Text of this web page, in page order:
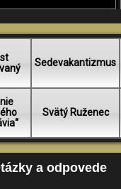
Sedevakantizmus
Svätý Ruženec
a odpovede